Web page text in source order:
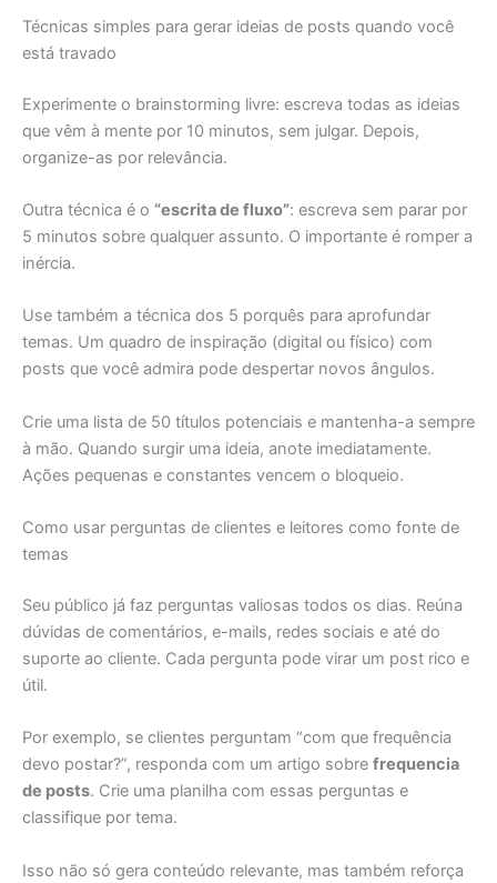
Técnicas simples para gerar ideias de posts quando você
está travado
Experimente o brainstorming livre: escreva todas as ideias
que vêm à mente por 10 minutos, sem julgar. Depois,
organize-as por relevância.
Outra técnica é o “escrita de fluxo”: escreva sem parar por
5 minutos sobre qualquer assunto. O importante é romper a
inércia.
Use também a técnica dos 5 porquês para aprofundar
temas. Um quadro de inspiração (digital ou físico) com
posts que você admira pode despertar novos ângulos.
Crie uma lista de 50 títulos potenciais e mantenha-a sempre
à mão. Quando surgir uma ideia, anote imediatamente.
Ações pequenas e constantes vencem o bloqueio.
Como usar perguntas de clientes e leitores como fonte de
temas
Seu público já faz perguntas valiosas todos os dias. Reúna
dúvidas de comentários, e-mails, redes sociais e até do
suporte ao cliente. Cada pergunta pode virar um post rico e
útil.
Por exemplo, se clientes perguntam “com que frequência
devo postar?”, responda com um artigo sobre frequencia
de posts. Crie uma planilha com essas perguntas e
classifique por tema.
Isso não só gera conteúdo relevante, mas também reforça